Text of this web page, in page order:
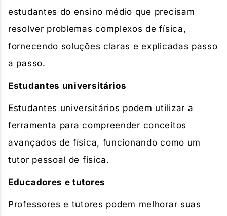
estudantes do ensino médio que precisam
resolver problemas complexos de física,
fornecendo soluções claras e explicadas passo
a passo.
Estudantes universitários
Estudantes universitários podem utilizar a
ferramenta para compreender conceitos
avançados de física, funcionando como um
tutor pessoal de física.
Educadores e tutores
Professores e tutores podem melhorar suas